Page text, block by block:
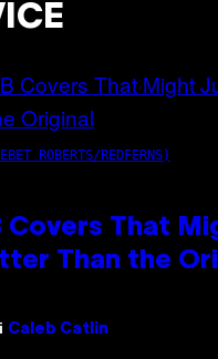
ROBERTS/REDFERNS)
Covers That
Than the
Caleb Catlin